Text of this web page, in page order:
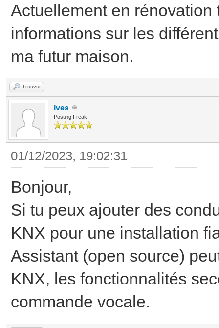
Actuellement en rénovation
informations sur les
ma futur maison.
Trouver
Ives
Posting Freak
01/12/2023, 19:02:31
Bonjour,
Si tu peux ajouter des
KNX pour une installation
Assistant (open source)
KNX, les fonctionnalités
commande vocale.